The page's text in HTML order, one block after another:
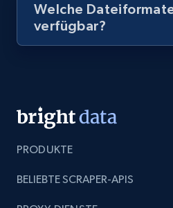
URL, Product name, Product
rating object, Product rating
Author name, Asin, and
TikTok - Posts
URL, Post id, Description,
count, and more.
Welche
verfügbar?
PRODUKTE
BELIEBTE SCRAPER-APIS